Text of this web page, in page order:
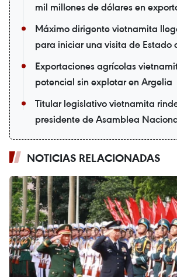
mil millones de dólares en
Máximo dirigente vietnamita
para iniciar una visita de Estado
Exportaciones agrícolas
potencial sin explotar en Argelia
Titular legislativo vietnamita
presidente de Asamblea
NOTICIAS RELACIONADAS